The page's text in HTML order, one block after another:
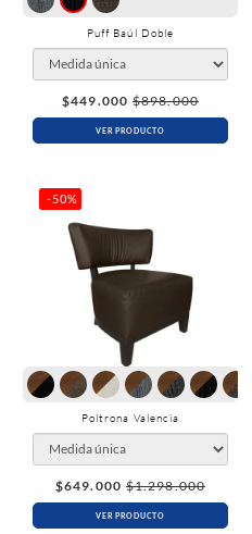
Puff Baúl Doble
$449.000 $898.000
VER PRODUCTO
-50%
Poltrona Valencia
$649.000 $1.298.000
VER PRODUCTO